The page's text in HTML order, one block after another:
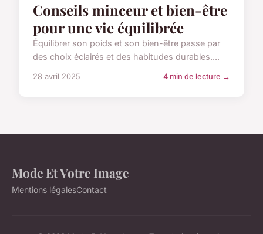
Conseils minceur et bien-être
pour une vie équilibrée
Équilibrer son poids et son bien-être passe par
des choix éclairés et des habitudes durables....
28 avril 2025 4 min de lecture →
Mode Et Votre Image
Mentions légalesContact